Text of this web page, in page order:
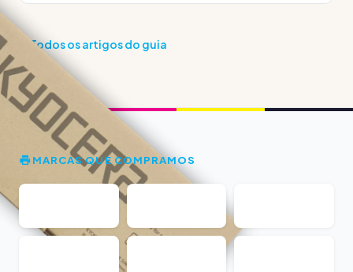
Todos os artigos do guia
MARCAS QUE COMPRAMOS